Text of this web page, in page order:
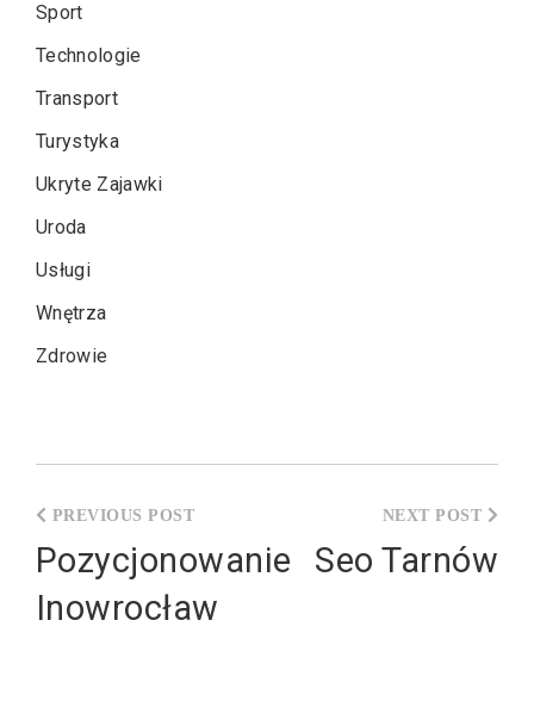
Sport
Technologie
Transport
Turystyka
Ukryte Zajawki
Uroda
Usługi
Wnętrza
Zdrowie
wpisu
Pozycjonowanie
Inowrocław
Seo Tarnów